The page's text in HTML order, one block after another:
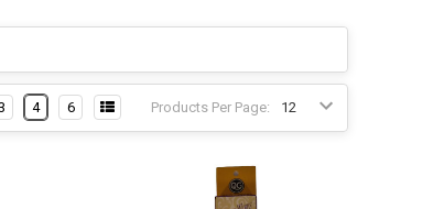
Products Per Page:
4 6